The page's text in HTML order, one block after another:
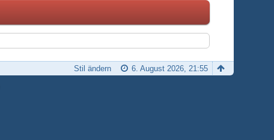
6. August 2026, 21:55
Stil ändern